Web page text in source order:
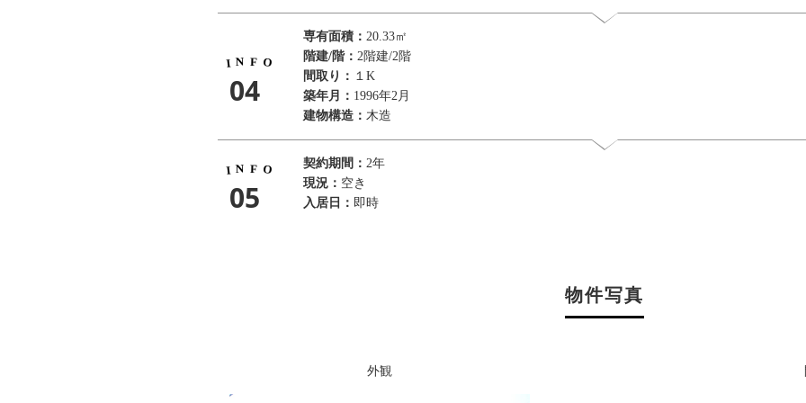
IN F O
04
専有面積： 20.33㎡
階建/階： 2階建/2階
間取り： １K
築年月： 1996年2月
建物構造： 木造
IN F O
05
契約期間： 2年
現況： 空き
入居日： 即時
物件写真
外観